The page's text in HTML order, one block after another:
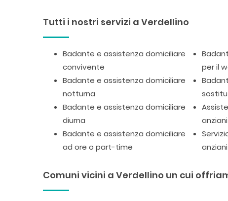
Tutti i nostri servizi a Verdellino
Badante e assistenza domiciliare
convivente
Badante e assistenza domiciliare
notturna
Badante e assistenza domiciliare
diurna
Badante e assistenza domiciliare
ad ore o part-time
per il
anziani
anziani
Comuni vicini a Verdellino un cui